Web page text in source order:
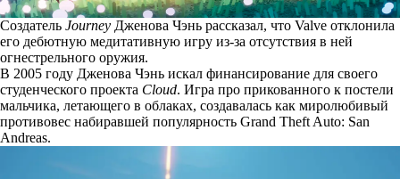
Создатель Journey Дженова Чэнь рассказал, что Valve отклонила
его дебютную медитативную игру из-за отсутствия в ней
огнестрельного оружия.
В 2005 году Дженова Чэнь искал финансирование для своего
студенческого проекта Cloud. Игра про прикованного к постели
мальчика, летающего в облаках, создавалась как миролюбивый
противовес набиравшей популярность Grand Theft Auto: San
Andreas.